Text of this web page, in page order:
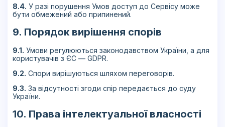
8.4. У разі порушення Умов доступ до Сервісу може
бути обмежений або припинений.
9. Порядок вирішення спорів
9.1. Умови регулюються законодавством України, а для
користувачів з ЄС — GDPR.
9.2. Спори вирішуються шляхом переговорів.
9.3. За відсутності згоди спір передається до суду
України.
10. Права інтелектуальної власності